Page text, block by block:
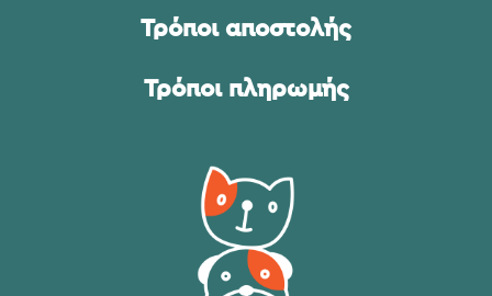
Τρόποι αποστολής
Τρόποι πληρωμής